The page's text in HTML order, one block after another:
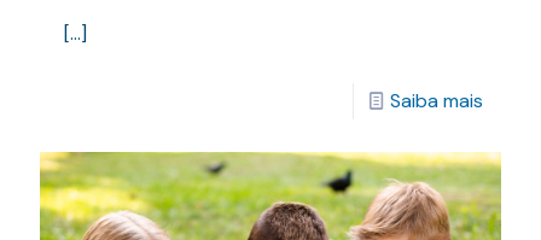
[…]
Saiba mais